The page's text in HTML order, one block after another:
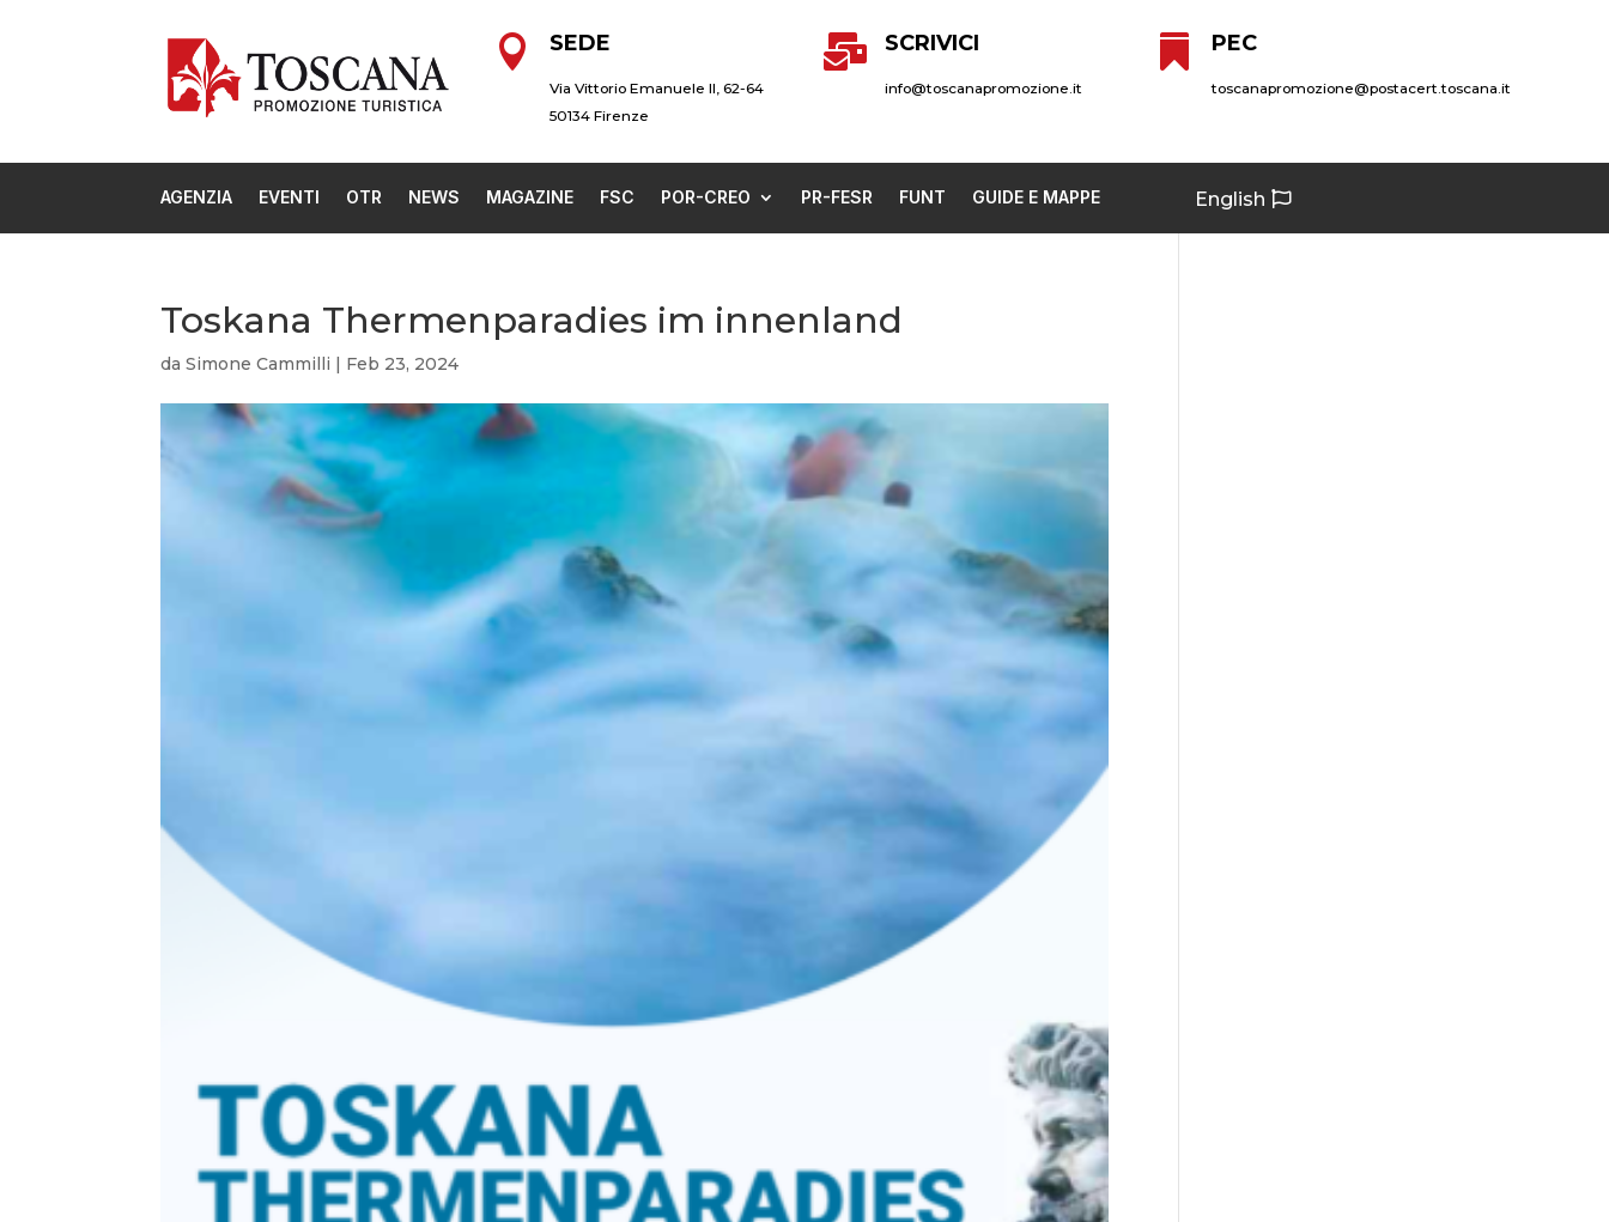
 SEDE
Via Vittorio Emanuele II, 62-64
50134 Firenze
 SCRIVICI
info@toscanapromozione.it
 PEC
toscanapromozione@postacert.toscana.it
AGENZIA EVENTI OTR NEWS MAGAZINE FSC POR-CREO PR-FESR FUNT GUIDE E MAPPE English
Toskana Thermenparadies im innenland
daSimone Cammilli | Feb 23, 2024